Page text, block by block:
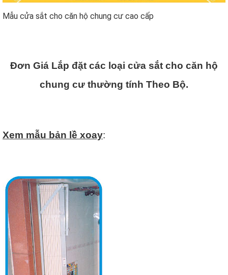
Mẫu cửa sắt cho căn hộ chung cư cao cấp
Đơn Giá Lắp đặt các loại cửa sắt cho căn hộ
chung cư thường tính Theo Bộ.
Xem mẫu bản lề xoay: